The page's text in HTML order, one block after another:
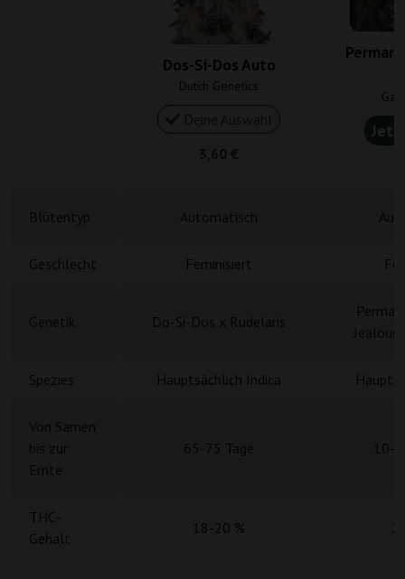
Dos-Si-Dos Auto
Dutch Genetics
Geschlecht Feminisiert
Spezies Hauptsächlich Indica
THC-
Gehalt
18-20 %